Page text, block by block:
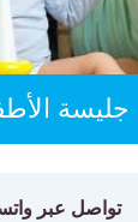
جليسة
تواصل عبر